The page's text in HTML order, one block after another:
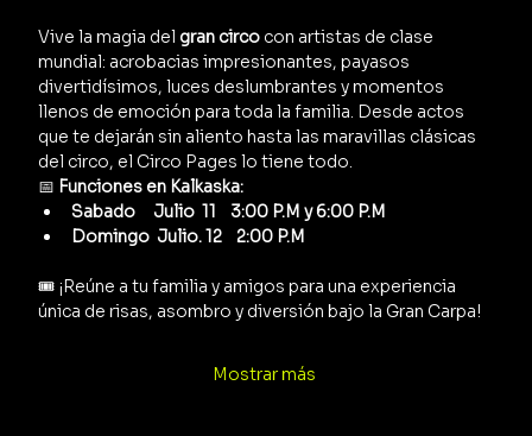
Vive la magia del gran circo con artistas de clase
mundial: acrobacias impresionantes, payasos
divertidísimos, luces deslumbrantes y momentos
llenos de emoción para toda la familia. Desde actos
que te dejarán sin aliento hasta las maravillas clásicas
del circo, el Circo Pages lo tiene todo.
📅 Funciones en Kalkaska:
Sabado     Julio  11    3:00 P.M y 6:00 P.M
Domingo  Julio. 12    2:00 P.M
🎟️ ¡Reúne a tu familia y amigos para una experiencia
única de risas, asombro y diversión bajo la Gran Carpa!
Mostrar más